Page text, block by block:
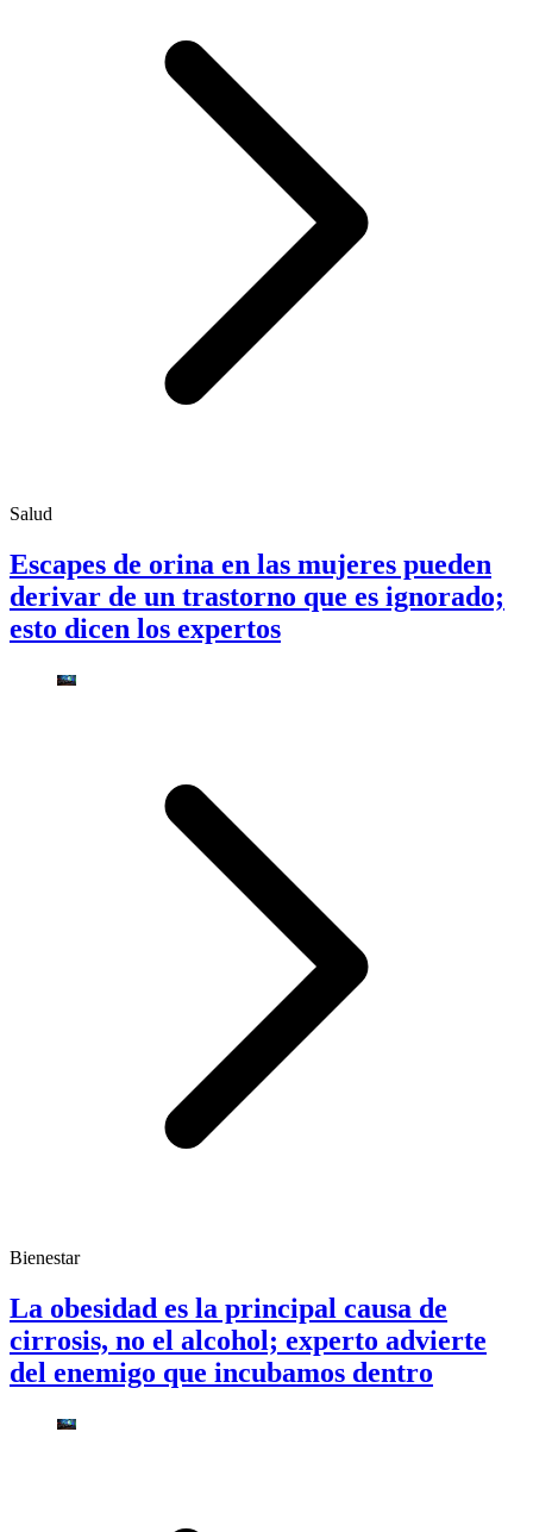
Salud
Escapes de orina en las mujeres pueden
derivar de un trastorno que es ignorado;
esto dicen los expertos
Bienestar
La obesidad es la principal causa de
cirrosis, no el alcohol; experto advierte
del enemigo que incubamos dentro